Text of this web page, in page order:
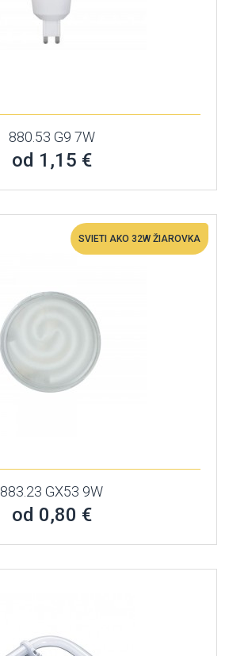
880.53 G9 7W
od 1,15 €
SVIETI AKO 32W ŽIAROVKA
883.23 GX53 9W
od 0,80 €